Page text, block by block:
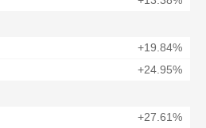
+19.84%
+24.95%
+27.61%